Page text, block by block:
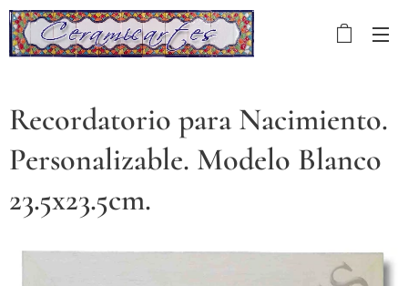
Recordatorio para Nacimiento.
Personalizable. Modelo Blanco
23.5x23.5cm.